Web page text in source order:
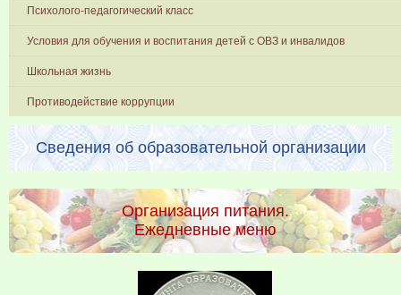
Психолого-педагогический класс
Условия для обучения и воспитания детей с ОВЗ и инвалидов
Школьная жизнь
Противодействие коррупции
Сведения об образовательной организации
Организация питания.
Ежедневные меню